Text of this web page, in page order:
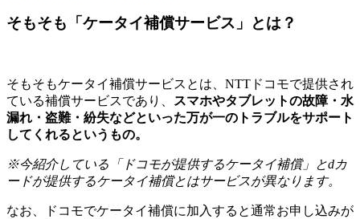
そもそも「ケータイ補償サービス」とは？
そもそもケータイ補償サービスとは、NTTドコモで提供され
ている補償サービスであり、
スマホやタブレットの故障・水
漏れ・盗難・紛失などといった万が一のトラブルをサポート
してくれるというもの。
※今紹介している「ドコモが提供するケータイ補償」とdカ
ードが提供するケータイ補償とはサービスが異なります。
なお、ドコモでケータイ補償に加入すると通常お申し込みが